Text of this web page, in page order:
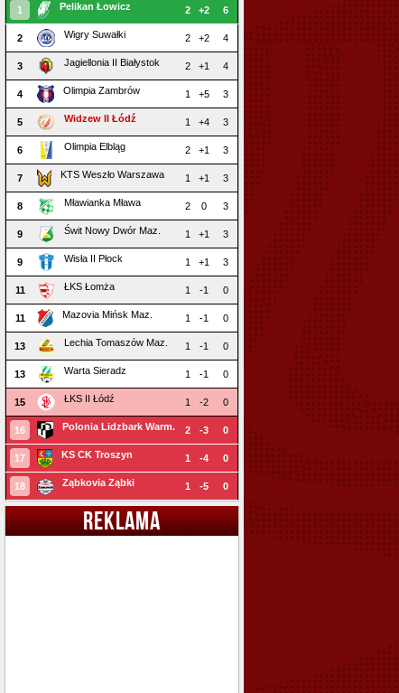
1 Pelikan Łowicz 2 +2 6
2 Wigry Suwałki 2 +2 4
3 Jagiellonia II Białystok 2 +1 4
4 Olimpia Zambrów 1 +5 3
5 Widzew II Łódź 1 +4 3
6 Olimpia Elbląg 2 +1 3
7 KTS Weszło Warszawa 1 +1 3
8 Mławianka Mława 2 0 3
9 Świt Nowy Dwór Maz. 1 +1 3
9 Wisła II Płock 1 +1 3
11 ŁKS Łomża 1 -1 0
11 Mazovia Mińsk Maz. 1 -1 0
13 Lechia Tomaszów Maz. 1 -1 0
13 Warta Sieradz 1 -1 0
15 ŁKS II Łódź 1 -2 0
16 Polonia Lidzbark Warm. 2 -3 0
17 KS CK Troszyn 1 -4 0
18 Ząbkovia Ząbki 1 -5 0
REKLAMA